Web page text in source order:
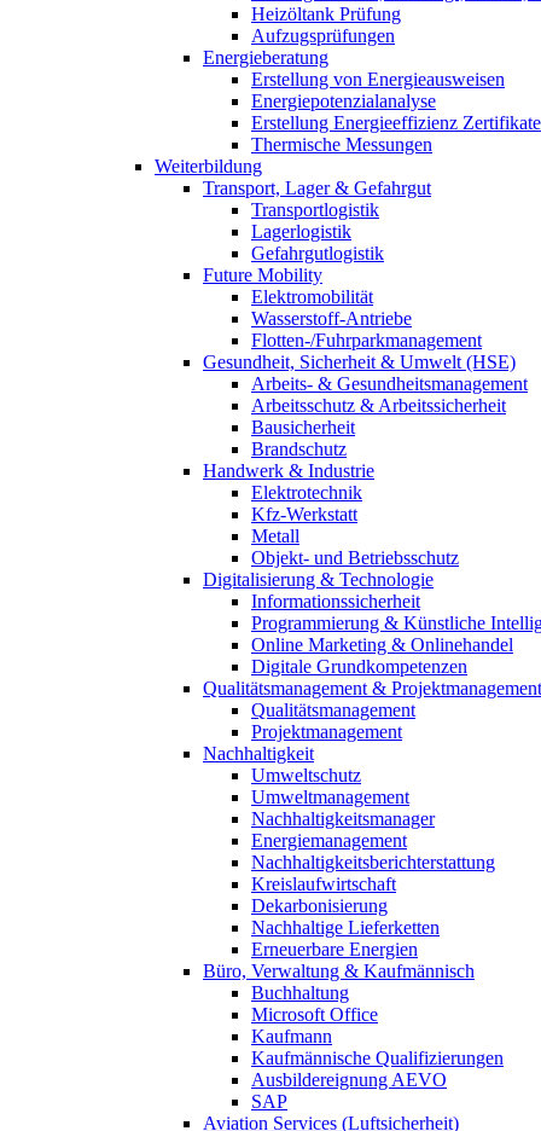
Heizöltank Prüfung
Aufzugsprüfungen
Energieberatung
Erstellung von Energieausweisen
Energiepotenzialanalyse
Erstellung Energieeffizienz Zertifikate
Thermische Messungen
Weiterbildung
Transport, Lager & Gefahrgut
Transportlogistik
Lagerlogistik
Gefahrgutlogistik
Future Mobility
Elektromobilität
Wasserstoff-Antriebe
Flotten-/Fuhrparkmanagement
Gesundheit, Sicherheit & Umwelt (HSE)
Arbeits- & Gesundheitsmanagement
Arbeitsschutz & Arbeitssicherheit
Bausicherheit
Brandschutz
Handwerk & Industrie
Elektrotechnik
Kfz-Werkstatt
Metall
Objekt- und Betriebsschutz
Digitalisierung & Technologie
Informationssicherheit
Programmierung & Künstliche
Online Marketing & Onlinehandel
Digitale Grundkompetenzen
Qualitätsmanagement & Projektmanagement
Qualitätsmanagement
Projektmanagement
Nachhaltigkeit
Umweltschutz
Umweltmanagement
Nachhaltigkeitsmanager
Energiemanagement
Nachhaltigkeitsberichterstattung
Kreislaufwirtschaft
Dekarbonisierung
Nachhaltige Lieferketten
Erneuerbare Energien
Büro, Verwaltung & Kaufmännisch
Buchhaltung
Microsoft Office
Kaufmann
Kaufmännische Qualifizierungen
Ausbildereignung AEVO
SAP
Aviation Services (Luftsicherheit)